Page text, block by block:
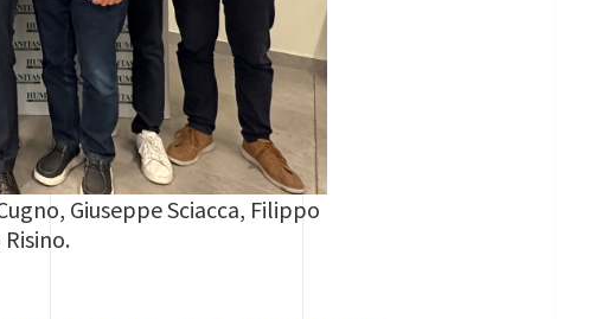
Giuseppe Sciacca, Filippo